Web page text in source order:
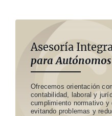
Asesoría
para Autónomos
Ofrecemos orientación
contabilidad, laboral y
cumplimiento normativo
evitando problemas y